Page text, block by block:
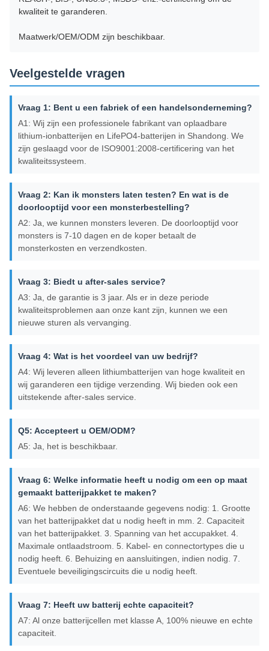
kwaliteit te garanderen.
Maatwerk/OEM/ODM zijn beschikbaar.
Veelgestelde vragen
Vraag 1: Bent u een fabriek of een handelsonderneming?
A1: Wij zijn een professionele fabrikant van oplaadbare
lithium-ionbatterijen en LifePO4-batterijen in Shandong. We
zijn geslaagd voor de ISO9001:2008-certificering van het
kwaliteitssysteem.
Vraag 2: Kan ik monsters laten testen? En wat is de
doorlooptijd voor een monsterbestelling?
A2: Ja, we kunnen monsters leveren. De doorlooptijd voor
monsters is 7-10 dagen en de koper betaalt de
monsterkosten en verzendkosten.
Vraag 3: Biedt u after-sales service?
A3: Ja, de garantie is 3 jaar. Als er in deze periode
kwaliteitsproblemen aan onze kant zijn, kunnen we een
nieuwe sturen als vervanging.
Vraag 4: Wat is het voordeel van uw bedrijf?
A4: Wij leveren alleen lithiumbatterijen van hoge kwaliteit en
wij garanderen een tijdige verzending. Wij bieden ook een
uitstekende after-sales service.
Q5: Accepteert u OEM/ODM?
A5: Ja, het is beschikbaar.
Vraag 6: Welke informatie heeft u nodig om een ​​op maat
gemaakt batterijpakket te maken?
A6: We hebben de onderstaande gegevens nodig: 1. Grootte
van het batterijpakket dat u nodig heeft in mm. 2. Capaciteit
van het batterijpakket. 3. Spanning van het accupakket. 4.
Maximale ontlaadstroom. 5. Kabel- en connectortypes die u
nodig heeft. 6. Behuizing en aansluitingen, indien nodig. 7.
Eventuele beveiligingscircuits die u nodig heeft.
Vraag 7: Heeft uw batterij echte capaciteit?
A7: Al onze batterijcellen met klasse A, 100% nieuwe en echte
capaciteit.